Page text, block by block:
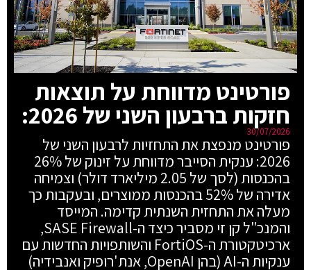
פורטינט מדווחת על תוצאות
חזקות ברבעון השני של 2026:
30/07/2026
פורטינט מנפצת את התחזיות לרבעון השני של
2026: ענקית הסייבר מדווחת על זינוק של 26%
בהכנסות (לסך של 2.05 מיליארד דולר) וצמיחה
אדירה של 52% בהכנסות ממוצרים, ובעקבות כך
מעלה את התחזית השנתית קדימה. המייסד
והמנכ"ל קן זי מסביר כיצד ה-SASE Firewall,
ארכיטקטורת ה-FortiOS והשותפויות החדשות עם
ענקיות ה-AI (בהן OpenAI, אנת'רופיק ואנבידיה)